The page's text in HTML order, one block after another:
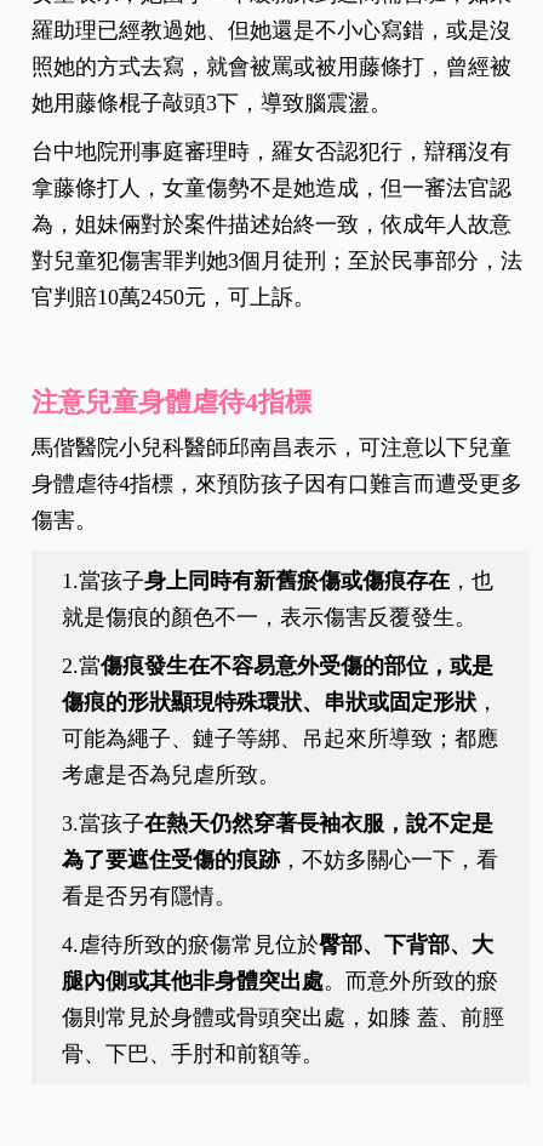
方式解題，於是持藤條朝女童頭部毆打數次，導致
她頭部鈍傷合併腦震盪，出現頭暈想吐症狀。
然而，女童因為害怕「下次被打更用力、更多下、
功課出更多」，不敢告訴父母，直到6歲妹妹被毆打
受傷報警，才敢說出自己也被打，並有驗傷、學校
輔導紀錄等佐證。
女童表示，她國小一年級就來到這間補習班，如果
羅助理已經教過她、但她還是不小心寫錯，或是沒
台中地院刑事庭審理時，羅女否認犯行，辯稱沒有
拿藤條打人，女童傷勢不是她造成，但一審法官認
為，姐妹倆對於案件描述始終一致，依成年人故意
對兒童犯傷害罪判她3個月徒刑；至於民事部分，法
官判賠10萬2450元，可上訴。
注意兒童身體虐待4指標
馬偕醫院小兒科醫師邱南昌表示，可注意以下兒童
身體虐待4指標，來預防孩子因有口難言而遭受更多
傷害。
1.當孩子身上同時有新舊瘀傷或傷痕存在，也
就是傷痕的顏色不一，表示傷害反覆發生。
2.當傷痕發生在不容易意外受傷的部位，或是
傷痕的形狀顯現特殊環狀、串狀或固定形狀，
可能為繩子、鏈子等綁、吊起來所導致；都應
考慮是否為兒虐所致。